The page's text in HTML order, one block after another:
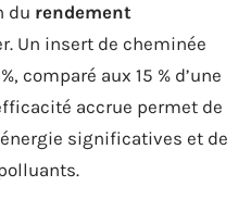
du rendement
Un insert de cheminée
comparé aux 15 % d’une
accrue permet de
significatives et de